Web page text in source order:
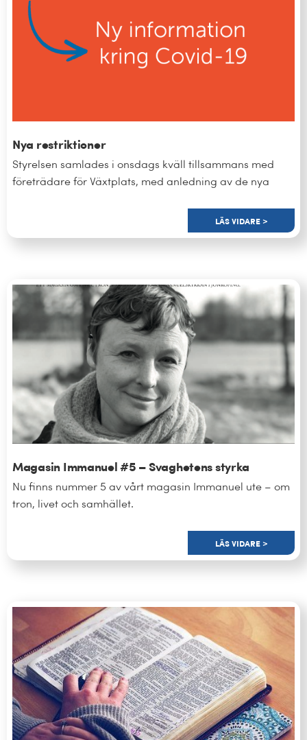
Nya restriktioner
Styrelsen samlades i onsdags kväll tillsammans med
företrädare för Växtplats, med anledning av de nya
LÄS VIDARE >
Magasin Immanuel #5 – Svaghetens styrka
Nu finns nummer 5 av vårt magasin Immanuel ute – om
tron, livet och samhället.
LÄS VIDARE >